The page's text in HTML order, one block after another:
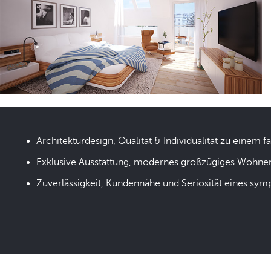
Architekturdesign, Qualität & Individualität zu einem
Exklusive Ausstattung, modernes großzügiges
Zuverlässigkeit, Kundennähe und Seriosität eines